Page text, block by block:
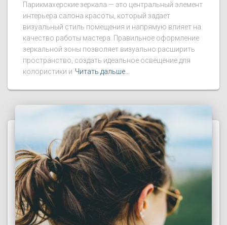
Парикмахерские зеркала — это центральный элемент
интерьера салона красоты, который задает
визуальный стиль помещения и напрямую влияет на
качество работы мастера. Правильное оформление
зеркальной зоны позволяет визуально расширить
пространство, создать идеальное освещение для
колористики и Читать дальше…